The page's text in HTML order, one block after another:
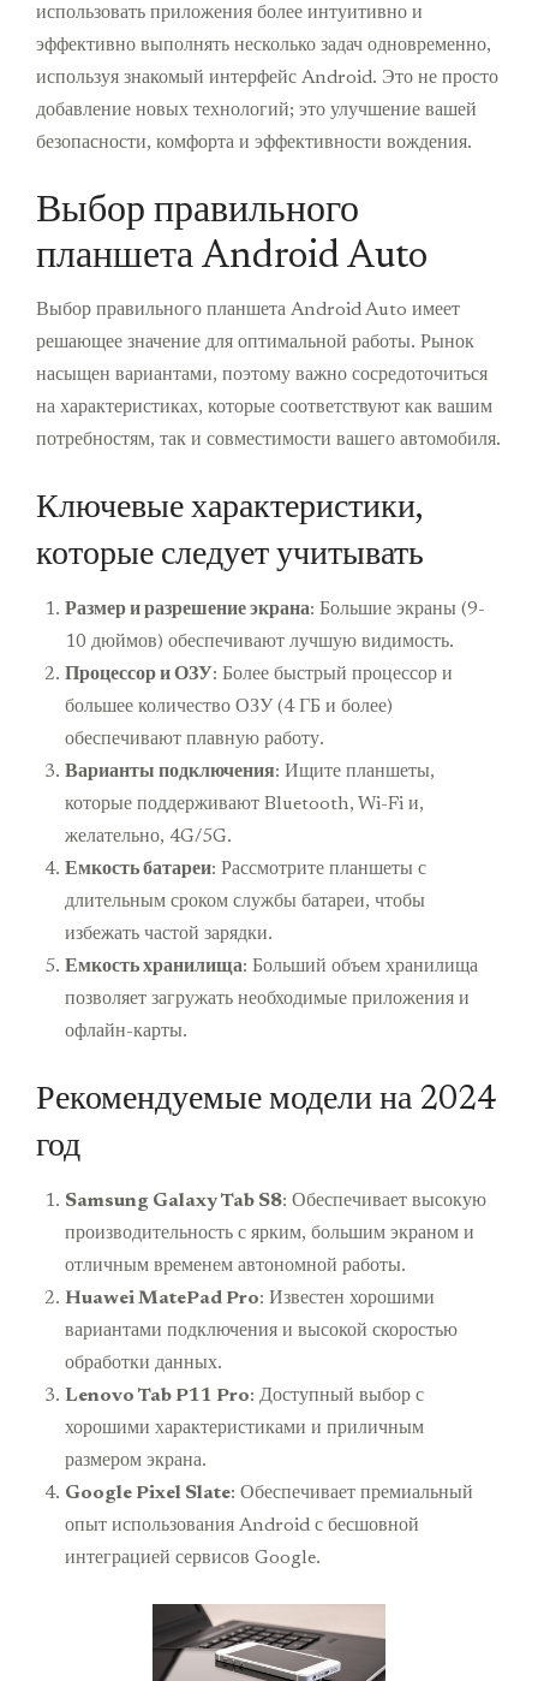
использовать приложения более интуитивно и
эффективно выполнять несколько задач одновременно,
используя знакомый интерфейс Android. Это не просто
добавление новых технологий; это улучшение вашей
безопасности, комфорта и эффективности вождения.
Выбор правильного
планшета Android Auto
Выбор правильного планшета Android Auto имеет
решающее значение для оптимальной работы. Рынок
насыщен вариантами, поэтому важно сосредоточиться
на характеристиках, которые соответствуют как вашим
потребностям, так и совместимости вашего автомобиля.
Ключевые характеристики,
которые следует учитывать
Размер и разрешение экрана: Большие экраны (9-
10 дюймов) обеспечивают лучшую видимость.
Процессор и ОЗУ: Более быстрый процессор и
большее количество ОЗУ (4 ГБ и более)
обеспечивают плавную работу.
Варианты подключения: Ищите планшеты,
которые поддерживают Bluetooth, Wi-Fi и,
желательно, 4G/5G.
Емкость батареи: Рассмотрите планшеты с
длительным сроком службы батареи, чтобы
избежать частой зарядки.
Емкость хранилища: Больший объем хранилища
позволяет загружать необходимые приложения и
офлайн-карты.
Рекомендуемые модели на 2024
год
Samsung Galaxy Tab S8: Обеспечивает высокую
производительность с ярким, большим экраном и
отличным временем автономной работы.
Huawei MatePad Pro: Известен хорошими
вариантами подключения и высокой скоростью
обработки данных.
Lenovo Tab P11 Pro: Доступный выбор с
хорошими характеристиками и приличным
размером экрана.
Google Pixel Slate: Обеспечивает премиальный
опыт использования Android с бесшовной
интеграцией сервисов Google.